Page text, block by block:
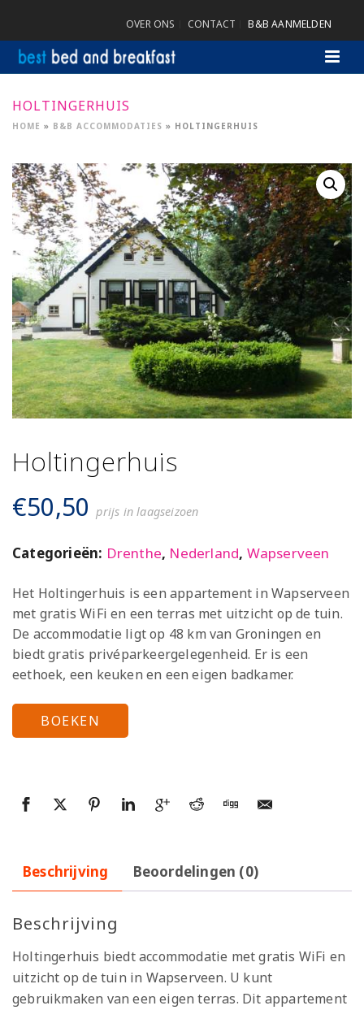
OVER ONS CONTACT B&B AANMELDEN
HOLTINGERHUIS
HOME » B&B ACCOMMODATIES » HOLTINGERHUIS
Holtingerhuis
€50,50 prijs in laagseizoen
Categorieën: Drenthe, Nederland, Wapserveen
Het Holtingerhuis is een appartement in Wapserveen
met gratis WiFi en een terras met uitzicht op de tuin.
De accommodatie ligt op 48 km van Groningen en
biedt gratis privéparkeergelegenheid. Er is een
eethoek, een keuken en een eigen badkamer.
BOEKEN
Beschrijving Beoordelingen (0)
Beschrijving
Holtingerhuis biedt accommodatie met gratis WiFi en
uitzicht op de tuin in Wapserveen. U kunt
gebruikmaken van een eigen terras. Dit appartement